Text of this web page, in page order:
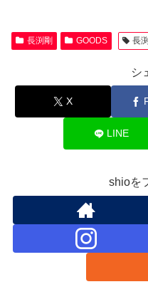
長渕剛 GOODS 長
シ
X
LINE
shioを